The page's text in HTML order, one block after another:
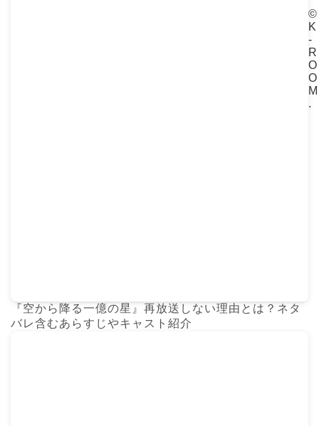
『空から降る一億の星』再放送しない理由とは？ネタ
バレ含むあらすじやキャスト紹介
©
K
-
R
O
O
M
.